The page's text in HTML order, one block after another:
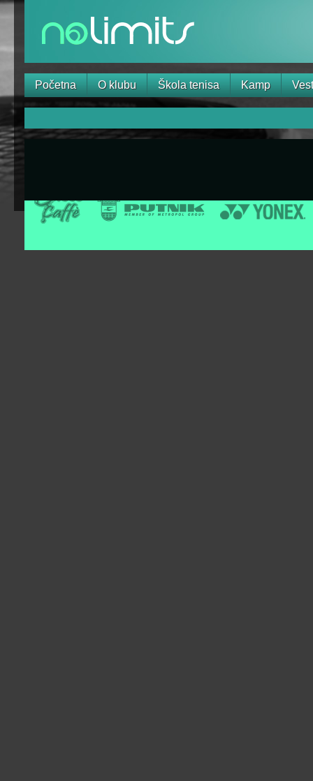
Početna O klubu Škola tenisa Kamp